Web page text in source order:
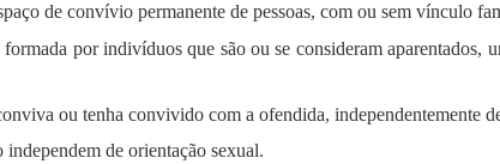
de convívio permanente de pessoas, com ou sem vínculo
por indivíduos que são ou se consideram aparentados,
ou tenha convivido com a ofendida, independentemente
de orientação sexual.